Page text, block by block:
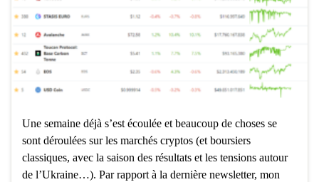
Une semaine déjà s’est écoulée et beaucoup de choses se
sont déroulées sur les marchés cryptos (et boursiers
classiques, avec la saison des résultats et les tensions autour
de l’Ukraine…). Par rapport à la dernière newsletter, mon